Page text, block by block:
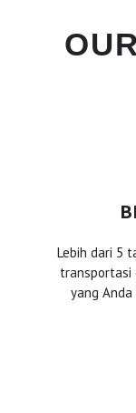
Lebih dari 5
transportasi
yang